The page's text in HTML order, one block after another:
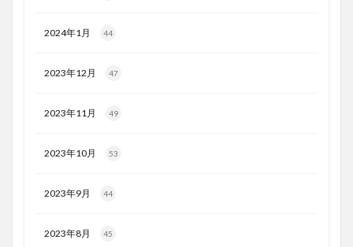
2024年1月 44
2023年12月 47
2023年11月 49
2023年10月 53
2023年9月 44
2023年8月 45